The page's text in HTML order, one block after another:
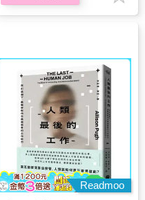
Readmoo